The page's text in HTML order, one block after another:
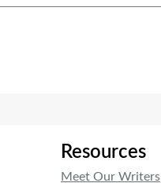
Resources
Meet Our Writers